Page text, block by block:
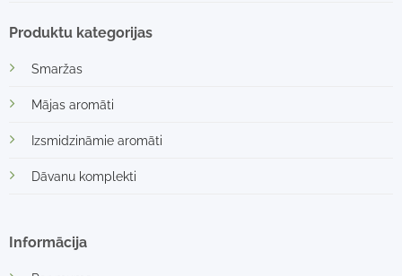
Produktu kategorijas
Smaržas
Mājas aromāti
Izsmidzināmie aromāti
Dāvanu komplekti
Informācija